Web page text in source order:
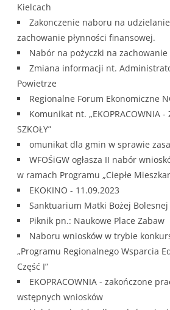
Kielcach
Zakonczenie naboru na
zachowanie płynności finansowej.
Nabór na pożyczki na
Zmiana informacji nt.
Powietrze
Regionalne Forum Ekonomiczne
Komunikat nt. „EKOPRACOWNIA -
SZKOŁY”
omunikat dla gmin w sprawie
WFOŚiGW ogłasza II nabór
w ramach Programu „Ciepłe
EKOKINO - 11.09.2023
Sanktuarium Matki Bożej Bolesnej
Piknik pn.: Naukowe Place Zabaw
Naboru wniosków w trybie
„Programu Regionalnego Wsparcia
Część I”
EKOPRACOWNIA - zakończone
wstępnych wniosków